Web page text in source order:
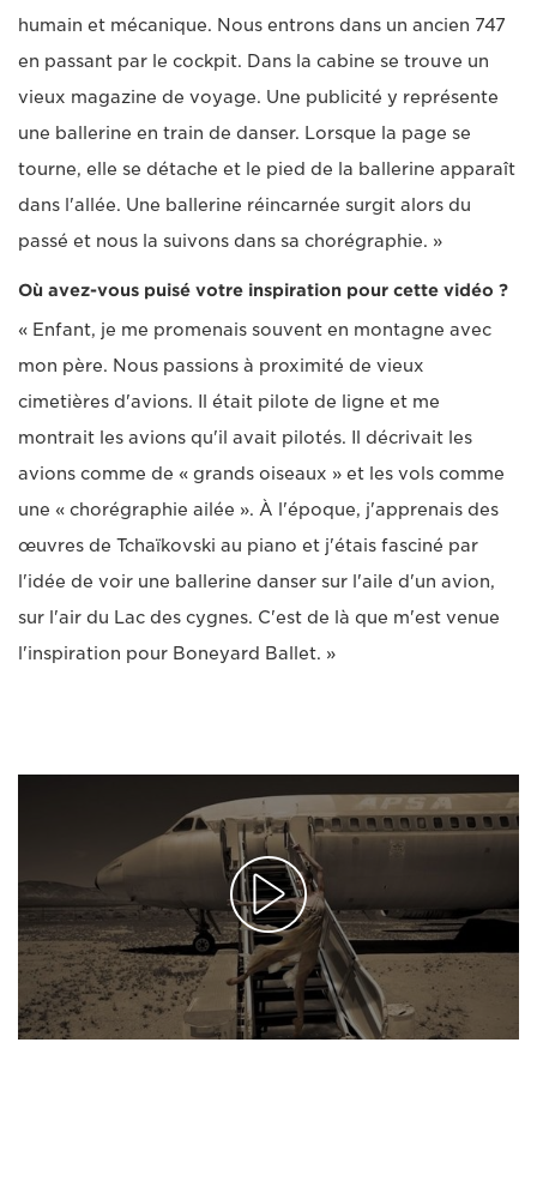
humain et mécanique. Nous entrons dans un ancien 747
en passant par le cockpit. Dans la cabine se trouve un
vieux magazine de voyage. Une publicité y représente
une ballerine en train de danser. Lorsque la page se
tourne, elle se détache et le pied de la ballerine apparaît
dans l'allée. Une ballerine réincarnée surgit alors du
passé et nous la suivons dans sa chorégraphie. »
Où avez-vous puisé votre inspiration pour cette vidéo ?
« Enfant, je me promenais souvent en montagne avec
mon père. Nous passions à proximité de vieux
cimetières d'avions. Il était pilote de ligne et me
montrait les avions qu'il avait pilotés. Il décrivait les
avions comme de « grands oiseaux » et les vols comme
une « chorégraphie ailée ». À l'époque, j'apprenais des
œuvres de Tchaïkovski au piano et j'étais fasciné par
l'idée de voir une ballerine danser sur l'aile d'un avion,
sur l'air du Lac des cygnes. C'est de là que m'est venue
l'inspiration pour Boneyard Ballet. »